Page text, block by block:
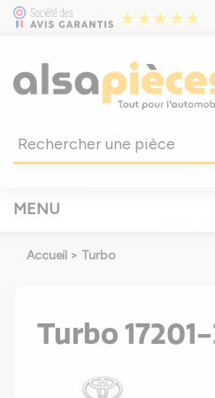
MENU
Accueil > Turbo
Turbo